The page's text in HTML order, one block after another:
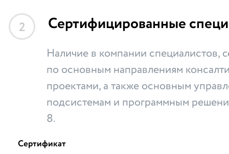
2 Сертифицированные
Наличие в компании специалистов,
по основным направлениям
проектами, а также основным
подсистемам и программным
8.
Сертификат